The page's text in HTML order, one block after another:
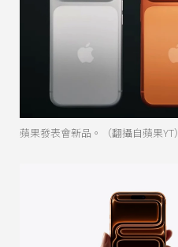
蘋果發表會新品。（翻攝自蘋果YT）